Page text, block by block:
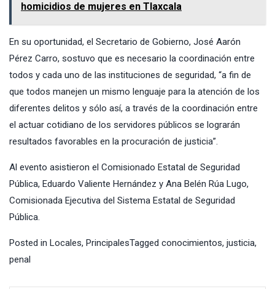
homicidios de mujeres en Tlaxcala
En su oportunidad, el Secretario de Gobierno, José Aarón
Pérez Carro, sostuvo que es necesario la coordinación entre
todos y cada uno de las instituciones de seguridad, “a fin de
que todos manejen un mismo lenguaje para la atención de los
diferentes delitos y sólo así, a través de la coordinación entre
el actuar cotidiano de los servidores públicos se lograrán
resultados favorables en la procuración de justicia”.
Al evento asistieron el Comisionado Estatal de Seguridad
Pública, Eduardo Valiente Hernández y Ana Belén Rúa Lugo,
Comisionada Ejecutiva del Sistema Estatal de Seguridad
Pública.
Posted in Locales, PrincipalesTagged conocimientos, justicia,
penal